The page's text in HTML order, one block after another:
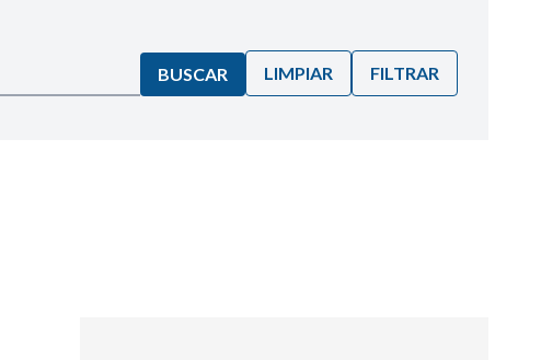
BUSCAR LIMPIAR FILTRAR